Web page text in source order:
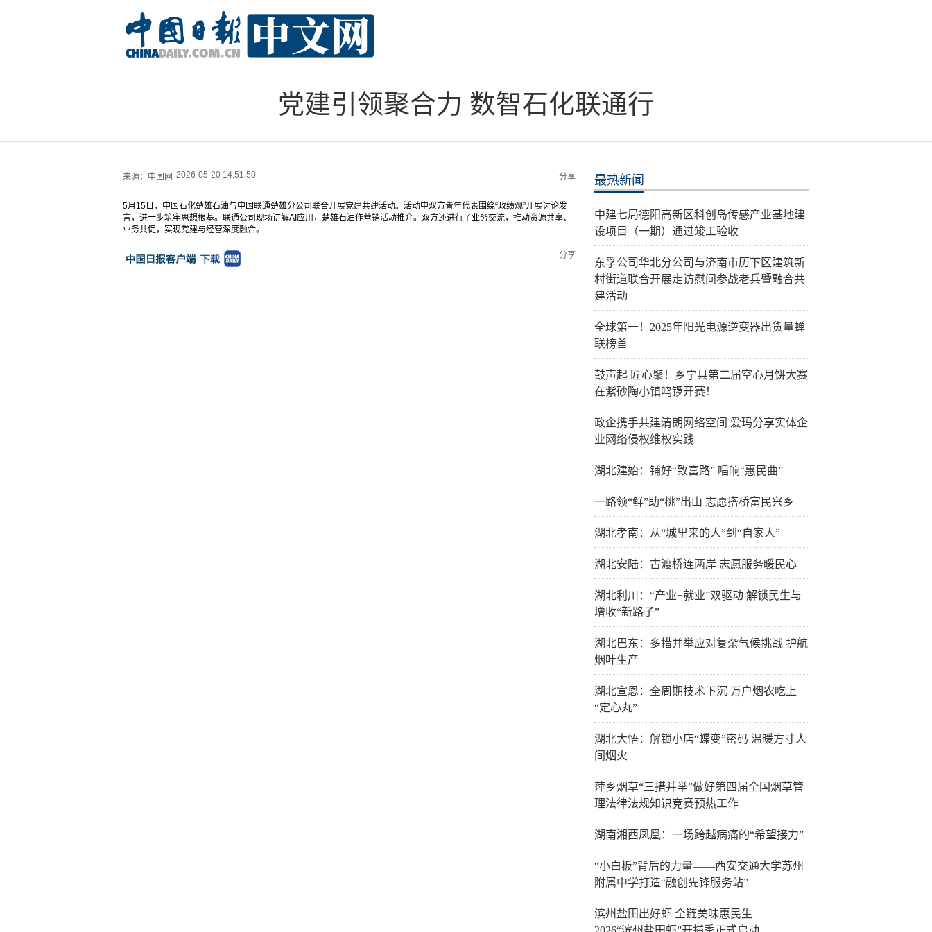
党建引领聚合力 数智石化联通行
来源： 中国网 2026-05-20 14:51:50 分享
5月15日，中国石化楚雄石油与中国联通楚雄分公司联合开展党建共建活动。活动中双方青年代表围绕“政绩观”开展讨论发
言，进一步筑牢思想根基。联通公司现场讲解AI应用，楚雄石油作营销活动推介。双方还进行了业务交流，推动资源共享、
业务共促，实现党建与经营深度融合。
分享
最热新闻
中建七局德阳高新区科创岛传感产业基地建
设项目（一期）通过竣工验收
东孚公司华北分公司与济南市历下区建筑新
村街道联合开展走访慰问参战老兵暨融合共
建活动
全球第一！2025年阳光电源逆变器出货量蝉
联榜首
鼓声起 匠心聚！乡宁县第二届空心月饼大赛
在紫砂陶小镇鸣锣开赛！
政企携手共建清朗网络空间 爱玛分享实体企
业网络侵权维权实践
湖北建始：铺好“致富路” 唱响“惠民曲”
一路领“鲜”助“桃”出山 志愿搭桥富民兴乡
湖北孝南：从“城里来的人”到“自家人”
湖北安陆：古渡桥连两岸 志愿服务暖民心
湖北利川：“产业+就业”双驱动 解锁民生与
增收“新路子”
湖北巴东：多措并举应对复杂气候挑战 护航
烟叶生产
湖北宣恩：全周期技术下沉 万户烟农吃上
“定心丸”
湖北大悟：解锁小店“蝶变”密码 温暖方寸人
间烟火
萍乡烟草“三措并举”做好第四届全国烟草管
理法律法规知识竞赛预热工作
湖南湘西凤凰：一场跨越病痛的“希望接力”
“小白板”背后的力量——西安交通大学苏州
附属中学打造“融创先锋服务站”
滨州盐田出好虾 全链美味惠民生——